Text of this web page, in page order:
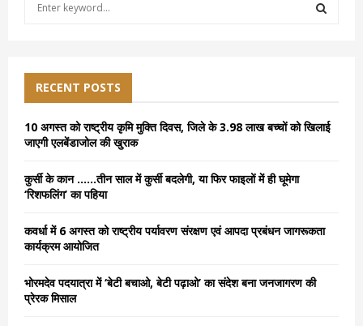
f
o
r
RECENT POSTS
10 अगस्त को राष्ट्रीय कृमि मुक्ति दिवस, जिले के 3.98 लाख बच्चों को खिलाई
जाएगी एलबेंडाजोल की खुराक
कुर्सी के कान ……तीन साल में कुर्सी बदलेगी, या फिर फाइलों में ही घूमेगा
‘रिशफलिंग’ का पहिया
कवर्धा में 6 अगस्त को राष्ट्रीय पर्यावरण संरक्षण एवं आपदा प्रबंधन जागरूकता
कार्यक्रम आयोजित
भोरमदेव पदयात्रा में ‘बेटी बचाओ, बेटी पढ़ाओ’ का संदेश बना जनजागरण की
प्रेरक मिसाल